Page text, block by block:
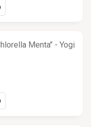
Menta" - Yogi